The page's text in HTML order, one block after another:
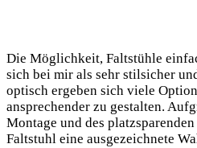
Die ⁤Möglichkeit, Faltstühle
sich bei ⁢mir als sehr⁤ stilsicher
optisch ergeben sich viele
ansprechender zu ‌gestalten.
Montage und ⁢des
Faltstuhl ‌eine ausgezeichnete